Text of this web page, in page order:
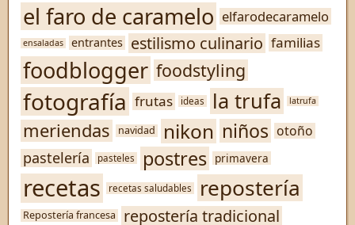
el faro de caramelo elfarodecaramelo
ensaladas entrantes estilismo culinario familias
foodblogger foodstyling
fotografía frutas ideas la trufa latrufa
meriendas navidad nikon niños otoño
pastelería pasteles postres primavera
recetas recetas saludables repostería
Repostería francesa
repostería tradicional